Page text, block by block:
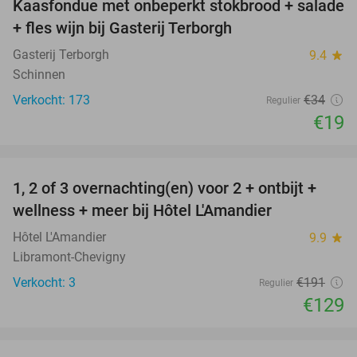
44%
Kaasfondue met onbeperkt stokbrood + salade
+ fles wijn bij Gasterij Terborgh
Gasterij Terborgh 9.4 star
Schinnen
Verkocht: 173
Regulier €34
€19
32%
TODAY
1, 2 of 3 overnachting(en) voor 2 + ontbijt +
wellness + meer bij Hôtel L'Amandier
Hôtel L'Amandier 9.9 star
Libramont-Chevigny
Verkocht: 3
Regulier €191
€129